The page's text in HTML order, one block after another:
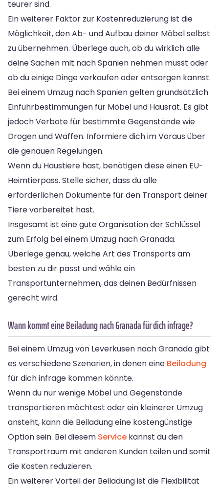
teurer sind.
Ein weiterer Faktor zur Kostenreduzierung ist die
Möglichkeit, den Ab- und Aufbau deiner Möbel selbst
zu übernehmen. Überlege auch, ob du wirklich alle
deine Sachen mit nach Spanien nehmen musst oder
ob du einige Dinge verkaufen oder entsorgen kannst.
Bei einem Umzug nach Spanien gelten grundsätzlich
Einfuhrbestimmungen für Möbel und Hausrat. Es gibt
jedoch Verbote für bestimmte Gegenstände wie
Drogen und Waffen. Informiere dich im Voraus über
die genauen Regelungen.
Wenn du Haustiere hast, benötigen diese einen EU-
Heimtierpass. Stelle sicher, dass du alle
erforderlichen Dokumente für den Transport deiner
Tiere vorbereitet hast.
Insgesamt ist eine gute Organisation der Schlüssel
zum Erfolg bei einem Umzug nach Granada.
Überlege genau, welche Art des Transports am
besten zu dir passt und wähle ein
Transportunternehmen, das deinen Bedürfnissen
gerecht wird.
Wann kommt eine Beiladung nach Granada für dich infrage?
Bei einem Umzug von Leverkusen nach Granada gibt
es verschiedene Szenarien, in denen eine Beiladung
für dich infrage kommen könnte.
Wenn du nur wenige Möbel und Gegenstände
transportieren möchtest oder ein kleinerer Umzug
ansteht, kann die Beiladung eine kostengünstige
Option sein. Bei diesem Service kannst du den
Transportraum mit anderen Kunden teilen und somit
die Kosten reduzieren.
Ein weiterer Vorteil der Beiladung ist die Flexibilität